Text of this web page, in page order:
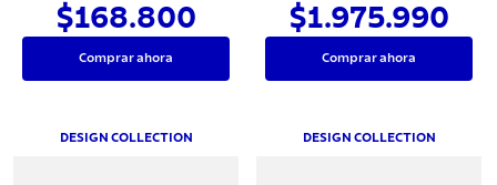
$168.800
Comprar ahora
$1.975.990
Comprar ahora
DESIGN COLLECTION DESIGN COLLECTION